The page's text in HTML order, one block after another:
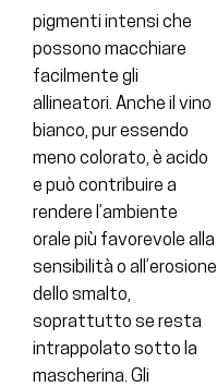
pigmenti intensi che
possono macchiare
facilmente gli
allineatori. Anche il vino
bianco, pur essendo
meno colorato, è acido
e può contribuire a
rendere l’ambiente
orale più favorevole alla
sensibilità o all’erosione
dello smalto,
soprattutto se resta
intrappolato sotto la
mascherina. Gli